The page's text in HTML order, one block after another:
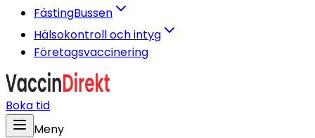
FästingBussen
Hälsokontroll och intyg
Företagsvaccinering
Boka tid
Meny